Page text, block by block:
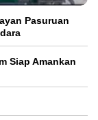
Pasuruan
Siap Amankan